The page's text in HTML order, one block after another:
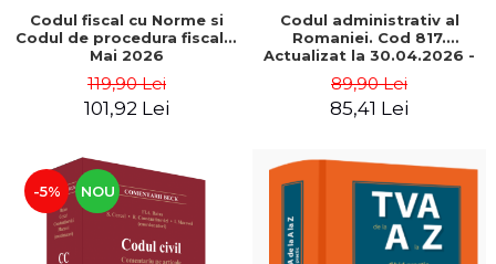
Codul fiscal cu Norme si
Codul de procedura fiscala.
Mai 2026
119,90 Lei
101,92 Lei
Codul administrativ al
Romaniei. Cod 817.
Actualizat la 30.04.2026 -
Apostol Tofan
89,90 Lei
85,41 Lei
-5% NOU